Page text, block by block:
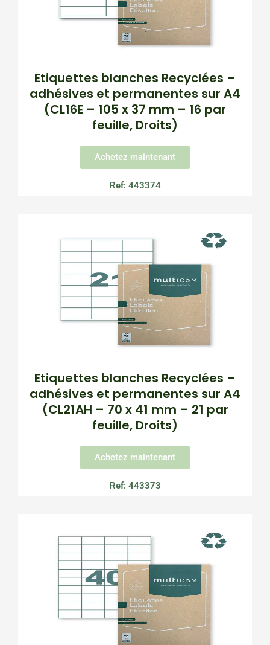
Etiquettes blanches Recyclées –
adhésives et permanentes sur A4
(CL16E – 105 x 37 mm – 16 par
feuille, Droits)
Achetez maintenant
Ref: 443374
Etiquettes blanches Recyclées –
adhésives et permanentes sur A4
(CL21AH – 70 x 41 mm – 21 par
feuille, Droits)
Achetez maintenant
Ref: 443373